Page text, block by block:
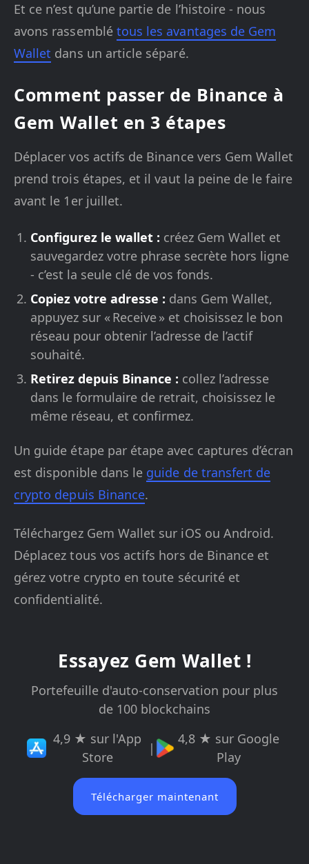
Et ce n’est qu’une partie de l’histoire - nous
avons rassemblé tous les avantages de Gem
Wallet dans un article séparé.
Comment passer de Binance à
Gem Wallet en 3 étapes
Déplacer vos actifs de Binance vers Gem Wallet
prend trois étapes, et il vaut la peine de le faire
avant le 1er juillet.
Configurez le wallet : créez Gem Wallet et
sauvegardez votre phrase secrète hors ligne
- c’est la seule clé de vos fonds.
Copiez votre adresse : dans Gem Wallet,
appuyez sur « Receive » et choisissez le bon
réseau pour obtenir l’adresse de l’actif
souhaité.
Retirez depuis Binance : collez l’adresse
dans le formulaire de retrait, choisissez le
même réseau, et confirmez.
Un guide étape par étape avec captures d’écran
est disponible dans le guide de transfert de
crypto depuis Binance.
Téléchargez Gem Wallet sur iOS ou Android.
Déplacez tous vos actifs hors de Binance et
gérez votre crypto en toute sécurité et
confidentialité.
Essayez Gem Wallet !
Portefeuille d'auto-conservation pour plus
de 100 blockchains
4,9 ★ sur l'App
Store
|
4,8 ★ sur Google
Play
Télécharger maintenant